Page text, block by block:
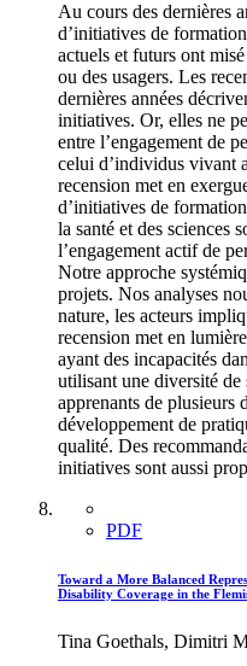
Au cours des dernières
d’initiatives de
actuels et futurs ont
ou des usagers. Les
dernières années
initiatives. Or, elles ne
entre l’engagement de
celui d’individus vivant
recension met en
d’initiatives de
la santé et des sciences
l’engagement actif de
Notre approche
projets. Nos analyses
nature, les acteurs
recension met en
ayant des incapacités
utilisant une diversité de
apprenants de plusieurs
développement de
qualité. Des
initiatives sont aussi
PDF
Toward a More Balanced
Disability Coverage in the
Tina Goethals, Dimitri